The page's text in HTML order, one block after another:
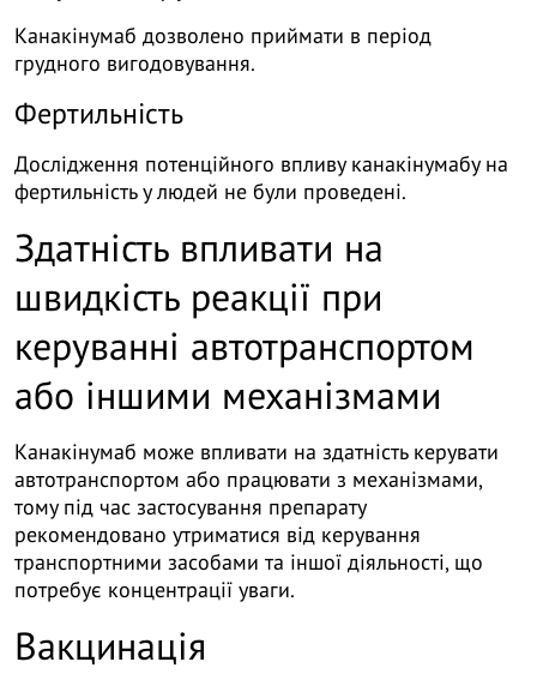
Канакінумаб дозволено приймати в період
грудного вигодовування.
Фертильність
Дослідження потенційного впливу канакінумабу на
фертильність у людей не були проведені.
Здатність впливати на
швидкість реакції при
керуванні автотранспортом
або іншими механізмами
Канакінумаб може впливати на здатність керувати
автотранспортом або працювати з механізмами,
тому під час застосування препарату
рекомендовано утриматися від керування
транспортними засобами та іншої діяльності, що
потребує концентрації уваги.
Вакцинація